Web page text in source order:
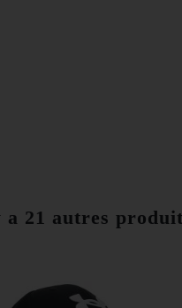
21 autres